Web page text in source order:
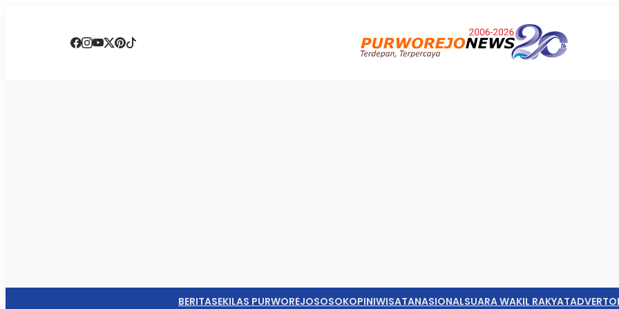
BERITASEKILAS PURWOREJOSOSOKOPINIWISATANASIONALSUARA WAKIL RAKYAT